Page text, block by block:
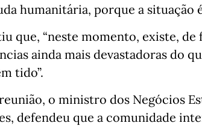
humanitária, porque a situação
que, “neste momento, existe,
ainda mais devastadoras do
tido”.
o ministro dos Negócios
defendeu que a comunidade